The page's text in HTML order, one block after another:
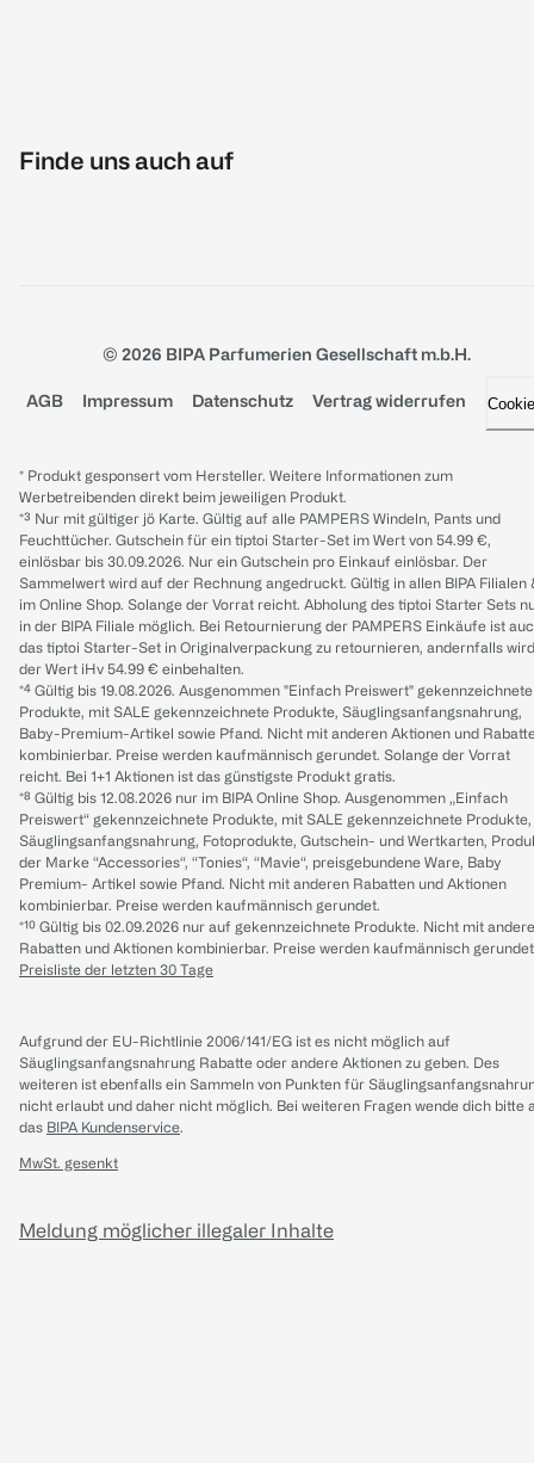
Finde uns auch auf
© 2026 BIPA Parfumerien Gesellschaft m.b.H.
AGB Impressum Datenschutz Vertrag widerrufen
* Produkt gesponsert vom Hersteller. Weitere Informationen zum
Werbetreibenden direkt beim jeweiligen Produkt.
*³ Nur mit gültiger jö Karte. Gültig auf alle PAMPERS Windeln, Pants und
Feuchttücher. Gutschein für ein tiptoi Starter-Set im Wert von 54.99 €,
einlösbar bis 30.09.2026. Nur ein Gutschein pro Einkauf einlösbar. Der
Sammelwert wird auf der Rechnung angedruckt. Gültig in allen BIPA Filialen
im Online Shop. Solange der Vorrat reicht. Abholung des tiptoi Starter Sets
in der BIPA Filiale möglich. Bei Retournierung der PAMPERS Einkäufe ist
das tiptoi Starter-Set in Originalverpackung zu retournieren, andernfalls wird
der Wert iHv 54.99 € einbehalten.
*⁴ Gültig bis 19.08.2026. Ausgenommen "Einfach Preiswert" gekennzeichnete
Produkte, mit SALE gekennzeichnete Produkte, Säuglingsanfangsnahrung,
Baby-Premium-Artikel sowie Pfand. Nicht mit anderen Aktionen und
kombinierbar. Preise werden kaufmännisch gerundet. Solange der Vorrat
reicht. Bei 1+1 Aktionen ist das günstigste Produkt gratis.
*⁸ Gültig bis 12.08.2026 nur im BIPA Online Shop. Ausgenommen „Einfach
Preiswert“ gekennzeichnete Produkte, mit SALE gekennzeichnete Produkte,
Säuglingsanfangsnahrung, Fotoprodukte, Gutschein- und Wertkarten,
der Marke “Accessories“, “Tonies“, “Mavie“, preisgebundene Ware, Baby
Premium- Artikel sowie Pfand. Nicht mit anderen Rabatten und Aktionen
kombinierbar. Preise werden kaufmännisch gerundet.
*¹⁰ Gültig bis 02.09.2026 nur auf gekennzeichnete Produkte. Nicht mit
Rabatten und Aktionen kombinierbar. Preise werden kaufmännisch
Preisliste der letzten 30 Tage
Aufgrund der EU-Richtlinie 2006/141/EG ist es nicht möglich auf
Säuglingsanfangsnahrung Rabatte oder andere Aktionen zu geben. Des
weiteren ist ebenfalls ein Sammeln von Punkten für
nicht erlaubt und daher nicht möglich. Bei weiteren Fragen wende dich bitte
das BIPA Kundenservice.
MwSt. gesenkt
Meldung möglicher illegaler Inhalte